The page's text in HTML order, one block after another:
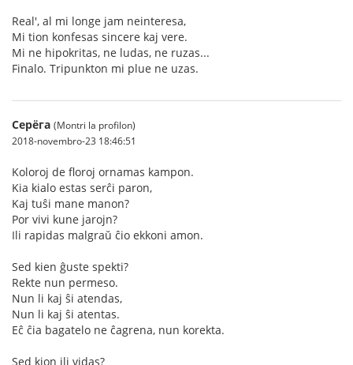
Real', al mi longe jam neinteresa,
Mi tion konfesas sincere kaj vere.
Mi ne hipokritas, ne ludas, ne ruzas...
Finalo. Tripunkton mi plue ne uzas.
Серёга (Montri la profilon)
2018-novembro-23 18:46:51
Koloroj de floroj ornamas kampon.
Kia kialo estas serĉi paron,
Kaj tuŝi mane manon?
Por vivi kune jarojn?
Ili rapidas malgraŭ ĉio ekkoni amon.
Sed kien ĝuste spekti?
Rekte nun permeso.
Nun li kaj ŝi atendas,
Nun li kaj ŝi atentas.
Eĉ ĉia bagatelo ne ĉagrena, nun korekta.
Sed kion ili vidas?